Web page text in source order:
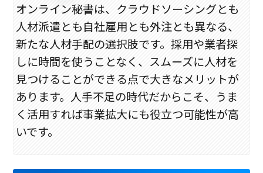
オンライン秘書は、クラウドソーシングとも
人材派遣とも自社雇用とも外注とも異なる、
新たな人材手配の選択肢です。採用や業者探
しに時間を使うことなく、スムーズに人材を
見つけることができる点で大きなメリットが
あります。人手不足の時代だからこそ、うま
く活用すれば事業拡大にも役立つ可能性が高
いです。